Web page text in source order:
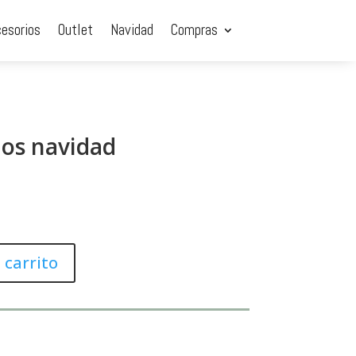
Outlet Navidad Compras
navidad
carrito